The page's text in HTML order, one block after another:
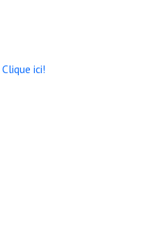
Clique ici!